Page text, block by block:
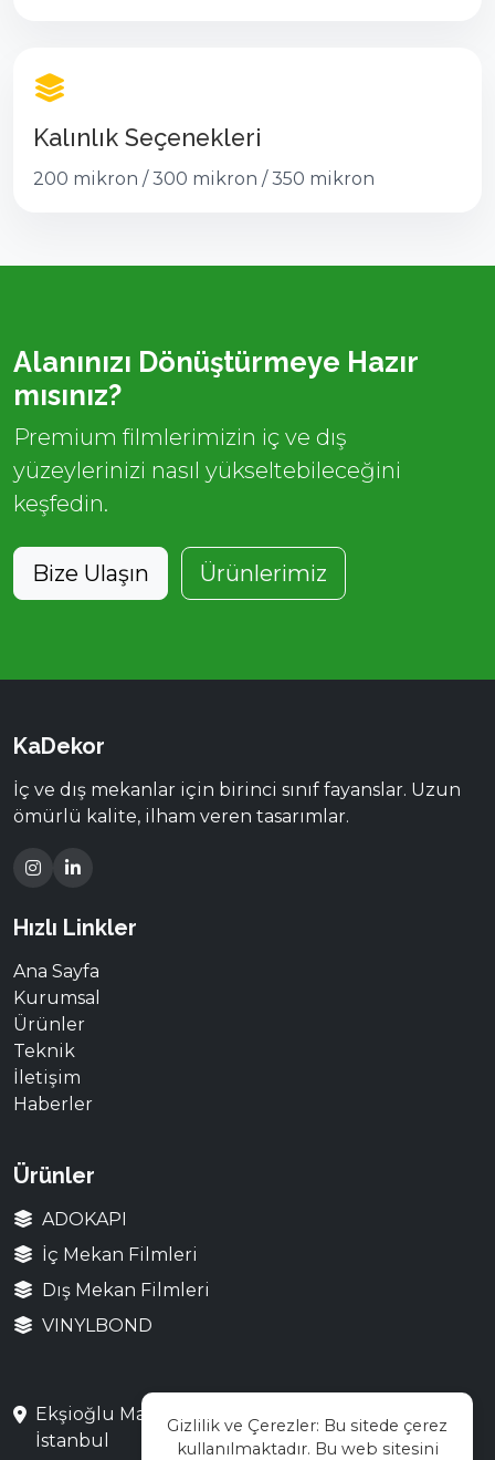
Kalınlık Seçenekleri
200 mikron / 300 mikron / 350 mikron
Alanınızı Dönüştürmeye Hazır
mısınız?
Premium filmlerimizin iç ve dış
yüzeylerinizi nasıl yükseltebileceğini
keşfedin.
Bize Ulaşın Ürünlerimiz
KaDekor
İç ve dış mekanlar için birinci sınıf fayanslar. Uzun
ömürlü kalite, ilham veren tasarımlar.
Hızlı Linkler
Ana Sayfa
Kurumsal
Ürünler
Teknik
İletişim
Haberler
Ürünler
ADOKAPI
İç Mekan Filmleri
Dış Mekan Filmleri
VINYLBOND
Ekşioğlu Mah. Saray Cad. No:3 Çekmeköy /
İstanbul
Gizlilik ve Çerezler: Bu sitede çerez
kullanılmaktadır. Bu web sitesini